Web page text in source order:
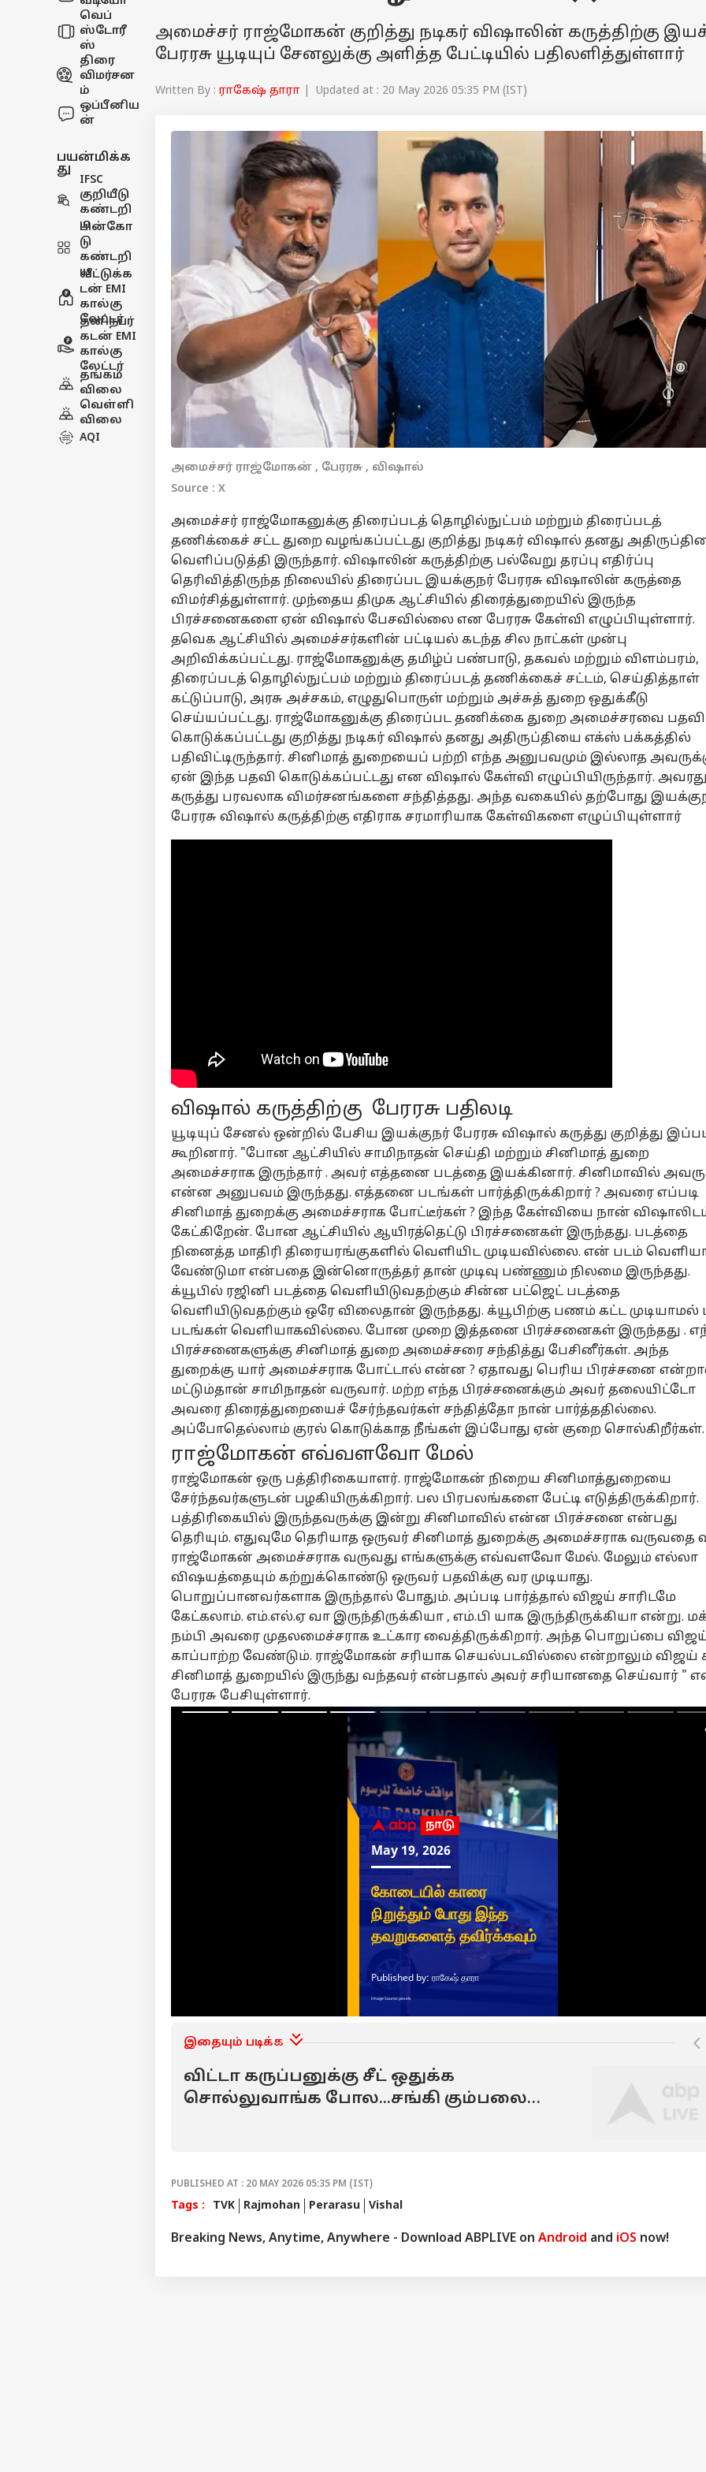
வெப்
ஸ்டோரீ
ஸ்
திரை
விமர்சன
ம்
ஒப்பீனிய
ன்
பயன்மிக்க
து
IFSC
குறியீடு
கண்டறி
ய
பின்கோ
டு
கண்டறி
ய
வீட்டுக்க
டன் EMI
கால்கு
லேட்டர்
தனிநபர்
கடன் EMI
கால்கு
லேட்டர்
தங்கம்
விலை
வெள்ளி
விலை
AQI
அமைச்சர் ராஜ்மோகன் குறித்து நடிகர் விஷாலின் கருத்திற்கு
பேரரசு யூடியுப் சேனலுக்கு அளித்த பேட்டியில் பதிலளித்துள்ளார்
Written By : ராகேஷ் தாரா | Updated at : 20 May 2026 05:35 PM (IST)
அமைச்சர் ராஜ்மோகன் , பேரரசு , விஷால்
Source : X
அமைச்சர் ராஜ்மோகனுக்கு திரைப்படத் தொழில்நுட்பம் மற்றும் திரைப்படத்
தணிக்கைச் சட்ட துறை வழங்கப்பட்டது குறித்து நடிகர் விஷால் தனது
வெளிப்படுத்தி இருந்தார். விஷாலின் கருத்திற்கு பல்வேறு தரப்பு எதிர்ப்பு
தெரிவித்திருந்த நிலையில் திரைப்பட இயக்குநர் பேரரசு விஷாலின் கருத்தை
விமர்சித்துள்ளார். முந்தைய திமுக ஆட்சியில் திரைத்துறையில் இருந்த
பிரச்சனைகளை ஏன் விஷால் பேசவில்லை என பேரரசு கேள்வி எழுப்பியுள்ளார்.
தவெக ஆட்சியில் அமைச்சர்களின் பட்டியல் கடந்த சில நாட்கள் முன்பு
அறிவிக்கப்பட்டது. ராஜ்மோகனுக்கு தமிழ்ப் பண்பாடு, தகவல் மற்றும் விளம்பரம்,
திரைப்படத் தொழில்நுட்பம் மற்றும் திரைப்படத் தணிக்கைச் சட்டம், செய்தித்தாள்
கட்டுப்பாடு, அரசு அச்சகம், எழுதுபொருள் மற்றும் அச்சுத் துறை ஒதுக்கீடு
செய்யப்பட்டது. ராஜ்மோகனுக்கு திரைப்பட தணிக்கை துறை அமைச்சரவை பதவி
கொடுக்கப்பட்டது குறித்து நடிகர் விஷால் தனது அதிருப்தியை எக்ஸ் பக்கத்தில்
பதிவிட்டிருந்தார். சினிமாத் துறையைப் பற்றி எந்த அனுபவமும் இல்லாத
ஏன் இந்த பதவி கொடுக்கப்பட்டது என விஷால் கேள்வி எழுப்பியிருந்தார். அவரது
கருத்து பரவலாக விமர்சனங்களை சந்தித்தது. அந்த வகையில் தற்போது
பேரரசு விஷால் கருத்திற்கு எதிராக சரமாரியாக கேள்விகளை எழுப்பியுள்ளார்
விஷால் கருத்திற்கு பேரரசு பதிலடி
யூடியுப் சேனல் ஒன்றில் பேசிய இயக்குநர் பேரரசு விஷால் கருத்து குறித்து
கூறினார். "போன ஆட்சியில் சாமிநாதன் செய்தி மற்றும் சினிமாத் துறை
அமைச்சராக இருந்தார் . அவர் எத்தனை படத்தை இயக்கினார். சினிமாவில்
என்ன அனுபவம் இருந்தது. எத்தனை படங்கள் பார்த்திருக்கிறார் ? அவரை எப்படி
சினிமாத் துறைக்கு அமைச்சராக போட்டீர்கள் ? இந்த கேள்வியை நான்
கேட்கிறேன். போன ஆட்சியில் ஆயிரத்தெட்டு பிரச்சனைகள் இருந்தது. படத்தை
நினைத்த மாதிரி திரையரங்குகளில் வெளியிட முடியவில்லை. என் படம்
வேண்டுமா என்பதை இன்னொருத்தர் தான் முடிவு பண்ணும் நிலமை இருந்தது.
க்யூபில் ரஜினி படத்தை வெளியிடுவதற்கும் சின்ன பட்ஜெட் படத்தை
வெளியிடுவதற்கும் ஒரே விலைதான் இருந்தது. க்யூபிற்கு பணம் கட்ட முடியாமல்
படங்கள் வெளியாகவில்லை. போன முறை இத்தனை பிரச்சனைகள் இருந்தது .
பிரச்சனைகளுக்கு சினிமாத் துறை அமைச்சரை சந்தித்து பேசினீர்கள். அந்த
துறைக்கு யார் அமைச்சராக போட்டால் என்ன ? ஏதாவது பெரிய பிரச்சனை
மட்டும்தான் சாமிநாதன் வருவார். மற்ற எந்த பிரச்சனைக்கும் அவர் தலையிட்டோ
அவரை திரைத்துறையைச் சேர்ந்தவர்கள் சந்தித்தோ நான் பார்த்ததில்லை.
அப்போதெல்லாம் குரல் கொடுக்காத நீங்கள் இப்போது ஏன் குறை சொல்கிறீர்கள்.
ராஜ்மோகன் எவ்வளவோ மேல்
ராஜ்மோகன் ஒரு பத்திரிகையாளர். ராஜ்மோகன் நிறைய சினிமாத்துறையை
சேர்ந்தவர்களுடன் பழகியிருக்கிறார். பல பிரபலங்களை பேட்டி எடுத்திருக்கிறார்.
பத்திரிகையில் இருந்தவருக்கு இன்று சினிமாவில் என்ன பிரச்சனை என்பது
தெரியும். எதுவுமே தெரியாத ஒருவர் சினிமாத் துறைக்கு அமைச்சராக வருவதை
ராஜ்மோகன் அமைச்சராக வருவது எங்களுக்கு எவ்வளவோ மேல். மேலும் எல்லா
விஷயத்தையும் கற்றுக்கொண்டு ஒருவர் பதவிக்கு வர முடியாது.
பொறுப்பானவர்களாக இருந்தால் போதும். அப்படி பார்த்தால் விஜய் சாரிடமே
கேட்கலாம். எம்.எல்.ஏ வா இருந்திருக்கியா , எம்.பி யாக இருந்திருக்கியா என்று.
நம்பி அவரை முதலமைச்சராக உட்கார வைத்திருக்கிறார். அந்த பொறுப்பை
காப்பாற்ற வேண்டும். ராஜ்மோகன் சரியாக செயல்படவில்லை என்றாலும் விஜய்
சினிமாத் துறையில் இருந்து வந்தவர் என்பதால் அவர் சரியானதை செய்வார் "
பேரரசு பேசியுள்ளார்.
இதையும் படிக்க
விட்டா கருப்பனுக்கு சீட் ஒதுக்க
சொல்லுவாங்க போல...சங்கி கும்பலை
PUBLISHED AT : 20 MAY 2026 05:35 PM (IST)
Tags : TVK Rajmohan Perarasu Vishal
Breaking News, Anytime, Anywhere - Download ABPLIVE on Android and iOS now!
Hello Guest
எங்களிடம்
விளம்பரம் செய்ய
சுயவிவரம்
வேலைவாய்ப்புகள்
தொடர்புகொள்ள
கருத்துக்கேட்பு
தனியுரிமை
LOGIN
பர்சனல் கார்னர்
முக்கிய கட்டுரைகள் டாப் ரீல்ஸ்
தமிழ்நாடு
TN Weather News:
சென்னையில்
வெளுக்கப்போகும்
மழை.. மற்ற
மாவட்டங்களில்? -
இன்றைய
வானிலை
நிலவரம்!
மதுரையில் விஜய்
மகன் ஜேசன்
சஞ்சய்
போஸ்டர்கள்:
தவெகவின் அடுத்த
தலைவரா?
சென்னை
ரஜினியின் ரூ.1
கோடி வாக்குறுதி
என்னாச்சு ?
மேடையில்
ஓபனாக
பதிலளித்த லதா
ரஜினிகாந்த்
கல்வி
இனி பள்ளிப்
பாடத்திட்டத்தில்
போதைப்பொருள்
அதிரடி
முடிவெடுத்த அரசு!
அரசியல்
மாற்றம்
என்றீர்கள்.?
இதுதான்
வெளுத்து
வாங்கிய அதிமுக-
சீறிய
சட்டசபையில்
காரசார விவாதம்
தமிழ்நாடு
ABP Exclusive:
காவிரி குறுக்கே
சிக்கல்? வீணாகும்
தண்ணீரை
சேமிக்க வழி
என்ன? விளக்கம்
தரும் சேதுராமன்